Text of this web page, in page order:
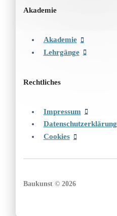
Akademie
Akademie
Lehrgänge
Rechtliches
Impressum
Datenschutzerklärung
Cookies
Baukunst © 2026